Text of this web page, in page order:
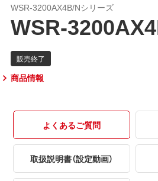
WSR-3200AX4B/Nシリーズ
WSR-
商品情報
よくあるご質問
取扱説明書（設定動画）